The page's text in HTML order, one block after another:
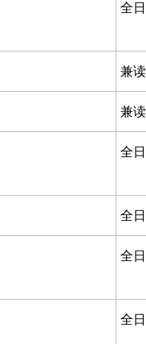
全
兼
兼
全
全
全
全